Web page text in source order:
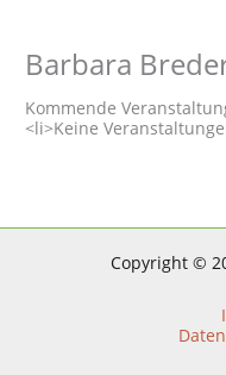
Barbara
Kommende
<li>Keine
Copyright ©